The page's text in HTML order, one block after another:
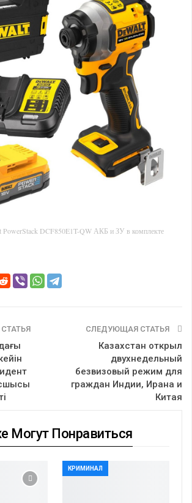
PowerStack DCF850E1T-QW АКБ и ЗУ в комплекте
СЛЕДУЮЩАЯ СТАТЬЯ
Казахстан открыл
двухнедельный
безвизовый режим для
граждан Индии, Ирана и
Китая
Могут Понравиться
КРИМИНАЛ